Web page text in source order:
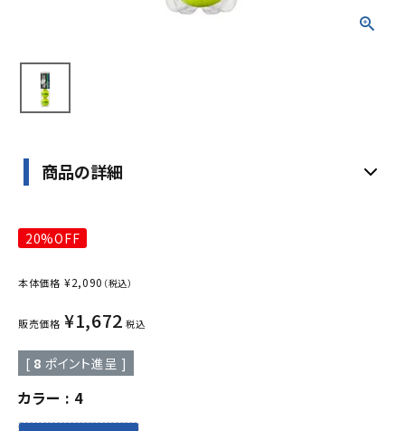
商品の詳細
20%OFF
本体価格 ¥2,090 （税込）
販売価格 ¥1,672 税込
[ 8 ポイント進呈 ]
カラー 4